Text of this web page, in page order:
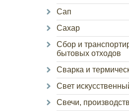
Сап
Сахар
Сбор и
бытовых отходов
Сварка и
Свет
Свечи,